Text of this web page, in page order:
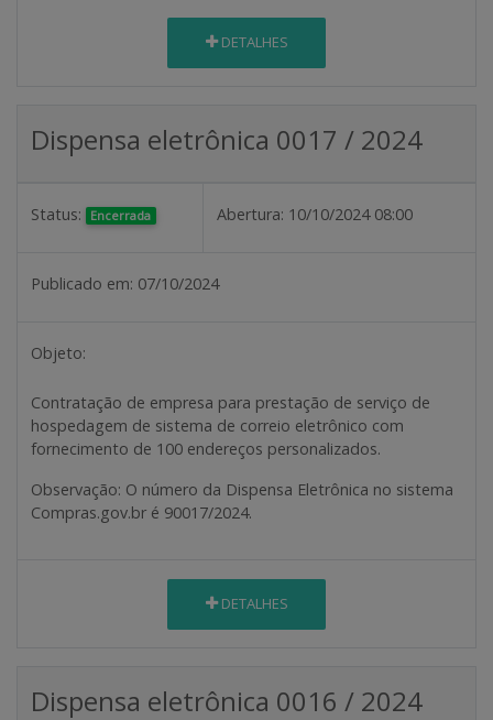
DETALHES
Dispensa eletrônica 0017 / 2024
Status: Encerrada Abertura: 10/10/2024 08:00
Publicado em: 07/10/2024
Objeto:
Contratação de empresa para prestação de serviço de
hospedagem de sistema de correio eletrônico com
fornecimento de 100 endereços personalizados.
Observação: O número da Dispensa Eletrônica no sistema
Compras.gov.br é 90017/2024.
DETALHES
Dispensa eletrônica 0016 / 2024